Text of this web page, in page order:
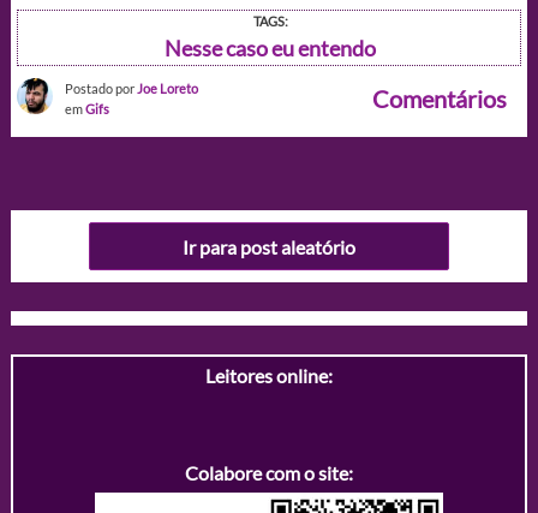
TAGS:
Nesse caso eu entendo
Postado por Joe Loreto
emGifs Comentários
Ir para post aleatório
Leitores online:
Colabore com o site: